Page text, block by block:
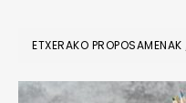
ETXERAKO